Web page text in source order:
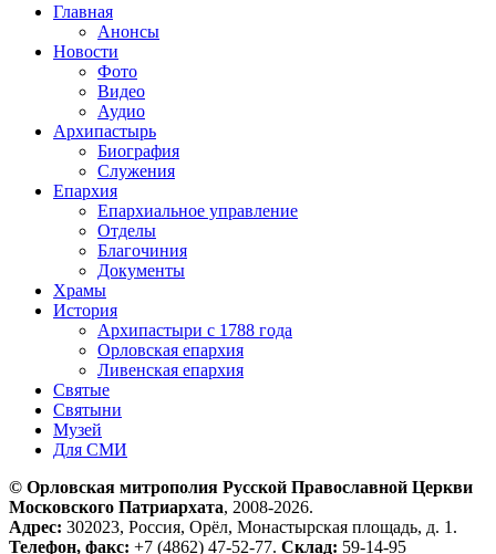
Главная
Анонсы
Новости
Фото
Видео
Аудио
Архипастырь
Биография
Служения
Епархия
Епархиальное управление
Отделы
Благочиния
Документы
Храмы
История
Архипастыри с 1788 года
Орловская епархия
Ливенская епархия
Святые
Святыни
Музей
Для СМИ
© Орловская митрополия Русской Православной Церкви
Московского Патриархата, 2008-2026.
Адрес: 302023, Россия, Орёл, Монастырская площадь, д. 1.
Телефон, факс: +7 (4862) 47-52-77. Склад: 59-14-95